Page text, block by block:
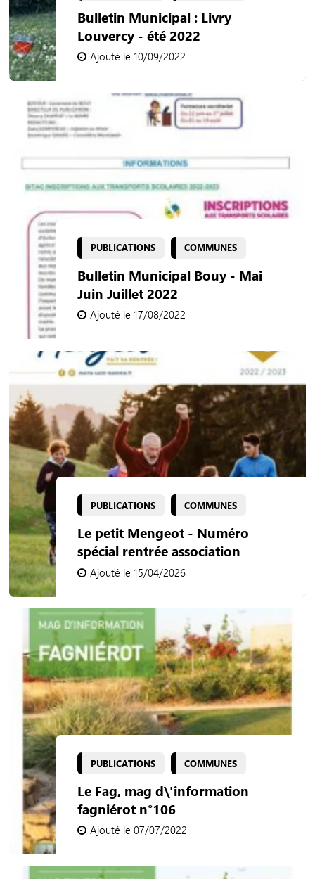
Bulletin Municipal : Livry
Louvercy - été 2022
Ajouté le 10/09/2022
PUBLICATIONS COMMUNES
Bulletin Municipal Bouy - Mai
Juin Juillet 2022
Ajouté le 17/08/2022
PUBLICATIONS COMMUNES
Le petit Mengeot - Numéro
spécial rentrée association
Ajouté le 15/04/2026
PUBLICATIONS COMMUNES
Le Fag, mag d\'information
fagniérot n°106
Ajouté le 07/07/2022